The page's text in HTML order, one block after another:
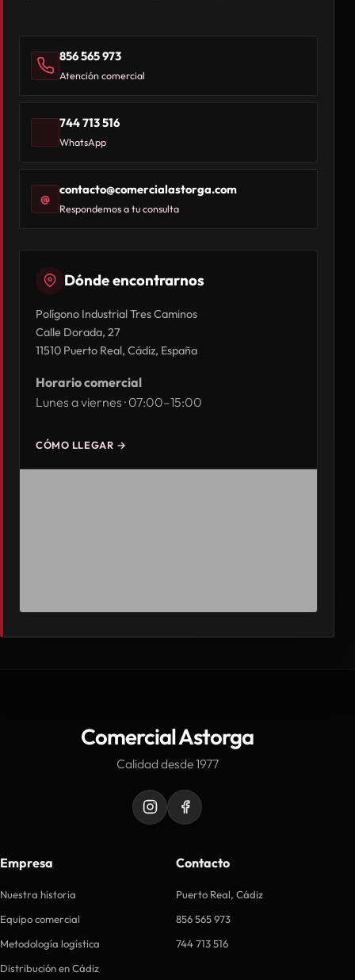
856 565 973
Atención comercial
744 713 516
WhatsApp
@
contacto@comercialastorga.com
Respondemos a tu consulta
Dónde encontrarnos
Polígono Industrial Tres Caminos
Calle Dorada, 27
11510 Puerto Real, Cádiz, España
Horario comercial
Lunes a viernes · 07:00–15:00
CÓMO LLEGAR →
Comercial Astorga
Calidad desde 1977
Empresa
Nuestra historia
Equipo comercial
Metodología logística
Distribución en Cádiz
Contacto
Puerto Real, Cádiz
856 565 973
744 713 516